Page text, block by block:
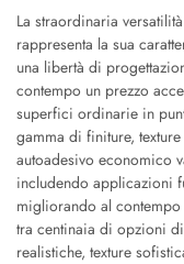
La straordinaria
rappresenta la sua
una libertà di
contempo un prezzo
superfici ordinarie in
gamma di finiture,
autoadesivo economico
includendo applicazioni
migliorando al
tra centinaia di opzioni
realistiche, texture